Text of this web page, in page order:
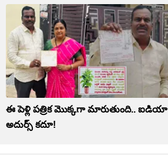
ఈ పెళ్లి పత్రిక మొక్కగా మారుతుంది.. ఐడియా
అదుర్స్ కదూ!